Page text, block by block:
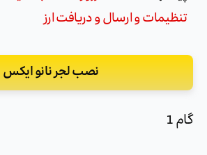
تنظیمات و ارسال و دریافت ارز
نصب لجر نانو ایکس
گام 1